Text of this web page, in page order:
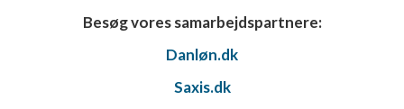
Besøg vores samarbejdspartnere:
Danløn.dk
Saxis.dk